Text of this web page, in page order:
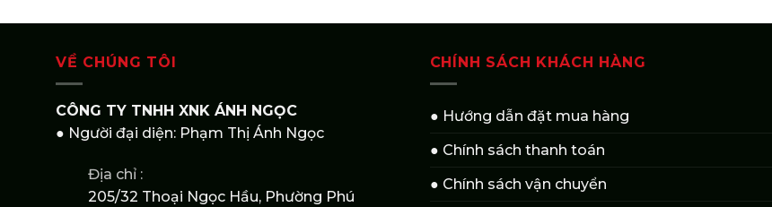
VỀ CHÚNG TÔI
CÔNG TY TNHH XNK ÁNH NGỌC
● Người đại diện: Phạm Thị Ánh Ngọc
Địa chỉ :
205/32 Thoại Ngọc Hầu, Phường Phú
CHÍNH SÁCH KHÁCH HÀNG
● Hướng dẫn đặt mua hàng
● Chính sách thanh toán
● Chính sách vận chuyển